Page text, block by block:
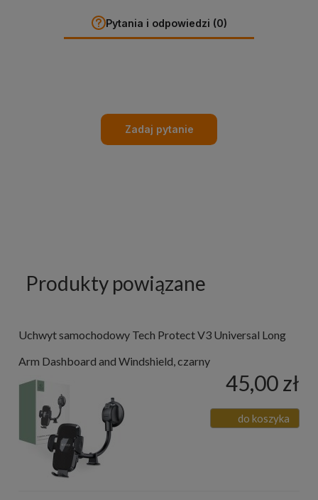
Pytania i odpowiedzi (0)
Zadaj pytanie
Produkty powiązane
Uchwyt samochodowy Tech Protect V3 Universal Long
Arm Dashboard and Windshield, czarny
45,00 zł
do koszyka